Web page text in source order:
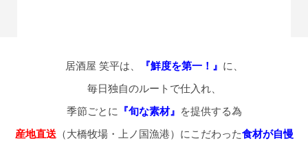
居酒屋 笑平は、 『鮮度を第一！』 に、
毎日独自のルートで仕入れ、
季節ごとに 『旬な素材』 を提供する為
産地直送（大橋牧場・上ノ国漁港）にこだわった食材が自慢